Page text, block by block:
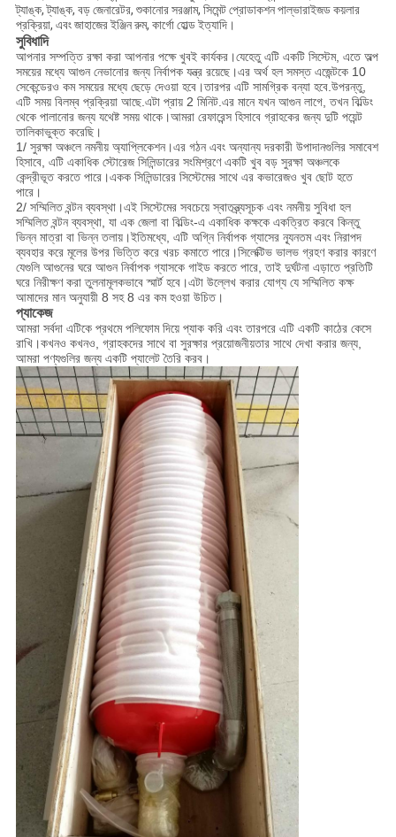
ট্যাঙ্ক, ট্যাঙ্ক, বড় জেনারেটর, শুকানোর সরঞ্জাম, সিমেন্ট প্রোডাকশন পাল্ভারাইজড কয়লার
প্রক্রিয়া, এবং জাহাজের ইঞ্জিন রুম, কার্গো হোল্ড ইত্যাদি।
সুবিধাদি
আপনার সম্পত্তি রক্ষা করা আপনার পক্ষে খুবই কার্যকর।যেহেতু এটি একটি সিস্টেম, এতে অল্প
সময়ের মধ্যে আগুন নেভানোর জন্য নির্বাপক যন্ত্র রয়েছে।এর অর্থ হল সমস্ত এজেন্টকে 10
সেকেন্ডেরও কম সময়ের মধ্যে ছেড়ে দেওয়া হবে।তারপর এটি সামগ্রিক বন্যা হবে.উপরন্তু,
এটি সময় বিলম্ব প্রক্রিয়া আছে.এটা প্রায় 2 মিনিট.এর মানে যখন আগুন লাগে, তখন বিল্ডিং
থেকে পালানোর জন্য যথেষ্ট সময় থাকে।আমরা রেফারেন্স হিসাবে গ্রাহকের জন্য দুটি পয়েন্ট
তালিকাভুক্ত করেছি।
1/ সুরক্ষা অঞ্চলে নমনীয় অ্যাপ্লিকেশন।এর গঠন এবং অন্যান্য দরকারী উপাদানগুলির সমাবেশ
হিসাবে, এটি একাধিক স্টোরেজ সিলিন্ডারের সংমিশ্রণে একটি খুব বড় সুরক্ষা অঞ্চলকে
কেন্দ্রীভূত করতে পারে।একক সিলিন্ডারের সিস্টেমের সাথে এর কভারেজও খুব ছোট হতে
পারে।
2/ সম্মিলিত বন্টন ব্যবস্থা।এই সিস্টেমের সবচেয়ে স্বাতন্ত্র্যসূচক এবং নমনীয় সুবিধা হল
সম্মিলিত বন্টন ব্যবস্থা, যা এক জেলা বা বিল্ডিং-এ একাধিক কক্ষকে একত্রিত করবে কিন্তু
ভিন্ন মাত্রা বা ভিন্ন তলায়।ইতিমধ্যে, এটি অগ্নি নির্বাপক গ্যাসের ন্যূনতম এবং নিরাপদ
ব্যবহার করে মূলের উপর ভিত্তি করে খরচ কমাতে পারে।সিলেক্টিভ ভালভ গ্রহণ করার কারণে
যেগুলি আগুনের ঘরে আগুন নির্বাপক গ্যাসকে গাইড করতে পারে, তাই দুর্ঘটনা এড়াতে প্রতিটি
ঘরে নিরীক্ষণ করা তুলনামূলকভাবে স্মার্ট হবে।এটা উল্লেখ করার যোগ্য যে সম্মিলিত কক্ষ
আমাদের মান অনুযায়ী 8 সহ 8 এর কম হওয়া উচিত।
প্যাকেজ
আমরা সর্বদা এটিকে প্রথমে পলিফোম দিয়ে প্যাক করি এবং তারপরে এটি একটি কাঠের কেসে
রাখি।কখনও কখনও, গ্রাহকদের সাথে বা সুরক্ষার প্রয়োজনীয়তার সাথে দেখা করার জন্য,
আমরা পণ্যগুলির জন্য একটি প্যালেট তৈরি করব।